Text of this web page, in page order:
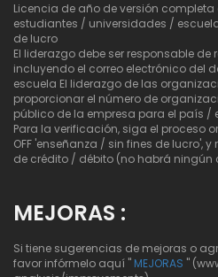
Licencia de año de versión
estudiantes / universidades /
de lucro
El liderazgo debe ser responsable
incluyendo el correo electrónico del
escuela El liderazgo de las
proporcionar el número de
público de la empresa para el país /
Para la verificación, siga el proceso
OFF 'enseñanza / sin fines de lucro',
de crédito / débito (no habrá ningún
MEJORAS :
Si tiene sugerencias de mejoras o
favor infórmelo aquí " MEJORAS "